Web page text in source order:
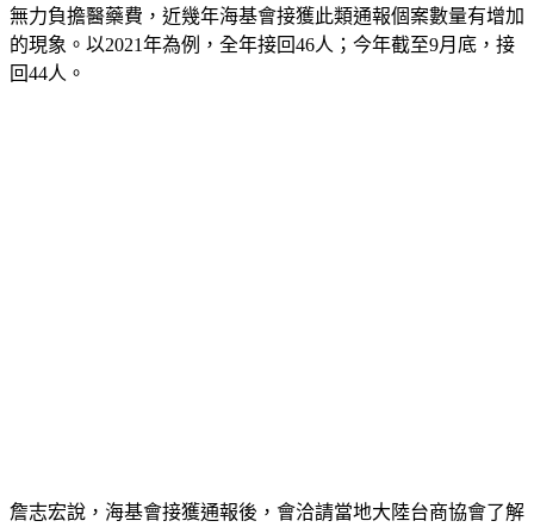
無力負擔醫藥費，近幾年海基會接獲此類通報個案數量有增加
的現象。以2021年為例，全年接回46人；今年截至9月底，接
回44人。
詹志宏說，海基會接獲通報後，會洽請當地大陸台商協會了解